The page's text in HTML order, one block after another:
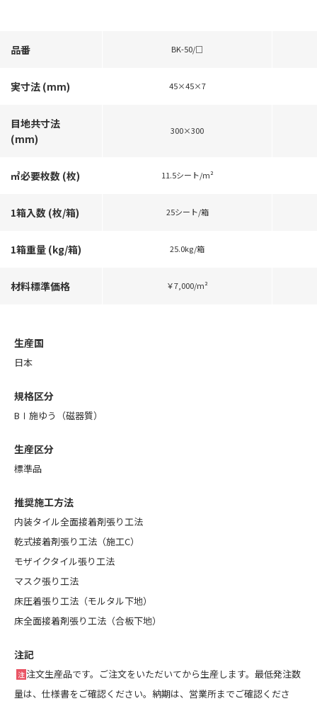
品番 BK-50/□
実寸法 (mm) 45×45×7
目地共寸法
(mm)
300×300
㎡必要枚数 (枚) 11.5シート/m²
1箱入数 (枚/箱) 25シート/箱
1箱重量 (kg/箱) 25.0kg/箱
材料標準価格 ￥7,000/m²
生産国
日本
規格区分
BⅠ施ゆう（磁器質）
生産区分
標準品
推奨施工方法
内装タイル全面接着剤張り工法
乾式接着剤張り工法（施工C）
モザイクタイル張り工法
マスク張り工法
床圧着張り工法（モルタル下地）
床全面接着剤張り工法（合板下地）
注記
注 注文生産品です。ご注文をいただいてから生産します。最低発注数
量は、仕様書をご確認ください。納期は、営業所までご確認くださ